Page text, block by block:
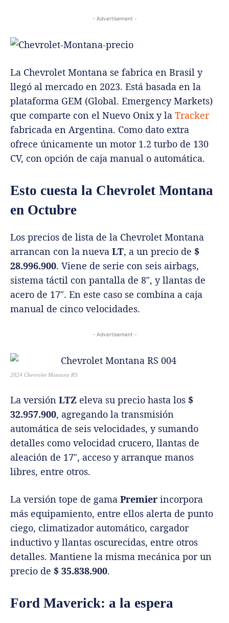
- Advertisement -
La Chevrolet Montana se fabrica en Brasil y
llegó al mercado en 2023. Está basada en la
plataforma GEM (Global. Emergency Markets)
que comparte con el Nuevo Onix y la Tracker
fabricada en Argentina. Como dato extra
ofrece únicamente un motor 1.2 turbo de 130
CV, con opción de caja manual o automática.
Esto cuesta la Chevrolet Montana
en Octubre
Los precios de lista de la Chevrolet Montana
arrancan con la nueva LT, a un precio de $
28.996.900. Viene de serie con seis airbags,
sistema táctil con pantalla de 8″, y llantas de
acero de 17″. En este caso se combina a caja
manual de cinco velocidades.
- Advertisement -
2024 Chevrolet Montana RS
La versión LTZ eleva su precio hasta los $
32.957.900, agregando la transmisión
automática de seis velocidades, y sumando
detalles como velocidad crucero, llantas de
aleación de 17″, acceso y arranque manos
libres, entre otros.
La versión tope de gama Premier incorpora
más equipamiento, entre ellos alerta de punto
ciego, climatizador automático, cargador
inductivo y llantas oscurecidas, entre otros
detalles. Mantiene la misma mecánica por un
precio de $ 35.838.900.
Ford Maverick: a la espera